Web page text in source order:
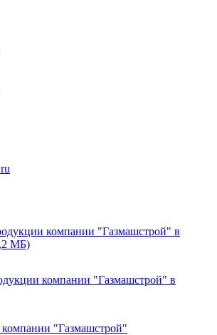
компании "Газмашстрой" в
МБ)
компании "Газмашстрой" в
компании "Газмашстрой"